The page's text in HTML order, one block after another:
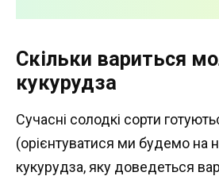
Скільки вариться
кукурудза
Сучасні солодкі сорти
(орієнтуватися ми будемо на
кукурудза, яку доведеться